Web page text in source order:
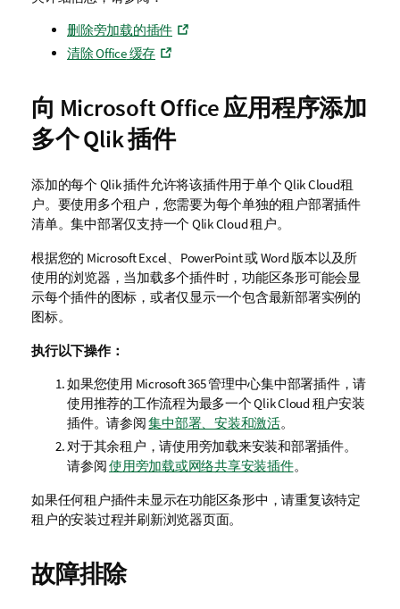
删除旁加载的插件
清除Office缓存
向 Microsoft Office应用程序添加
多个Qlik插件
添加的每个 Qlik插件允许将该插件用于单个Qlik Cloud租
户。要使用多个租户，您需要为每个单独的租户部署插件
清单。集中部署仅支持一个 Qlik Cloud租户。
根据您的 Microsoft Excel PowerPoint或Word 版本以及所
使用的浏览器，当加载多个插件时，功能区条形可能会显
示每个插件的图标，或者仅显示一个包含最新部署实例的
图标。
执行以下操作：
如果您使用 Microsoft 365管理中心集中部署插件，请
使用推荐的工作流程为最多一个Qlik Cloud 租户安装
插件。请参阅集中部署、安装和激活。
对于其余租户，请使用旁加载来安装和部署插件。
请参阅使用旁加载或网络共享安装插件。
如果任何租户插件未显示在功能区条形中，请重复该特定
租户的安装过程并刷新浏览器页面。
故障排除